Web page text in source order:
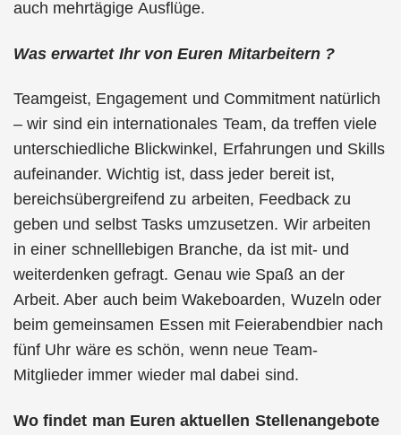
auch mehrtägige Ausflüge.
Was erwartet Ihr von Euren Mitarbeitern ?
Teamgeist, Engagement und Commitment natürlich
– wir sind ein internationales Team, da treffen viele
unterschiedliche Blickwinkel, Erfahrungen und Skills
aufeinander. Wichtig ist, dass jeder bereit ist,
bereichsübergreifend zu arbeiten, Feedback zu
geben und selbst Tasks umzusetzen. Wir arbeiten
in einer schnelllebigen Branche, da ist mit- und
weiterdenken gefragt. Genau wie Spaß an der
Arbeit. Aber auch beim Wakeboarden, Wuzeln oder
beim gemeinsamen Essen mit Feierabendbier nach
fünf Uhr wäre es schön, wenn neue Team-
Mitglieder immer wieder mal dabei sind.
Wo findet man Euren aktuellen Stellenangebote